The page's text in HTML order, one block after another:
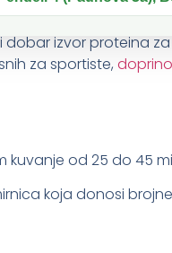
izvor proteina
za sportiste,
od 25 do 45
koja donosi